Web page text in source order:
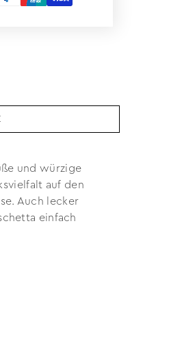
und würzige
auf den
Auch lecker
einfach